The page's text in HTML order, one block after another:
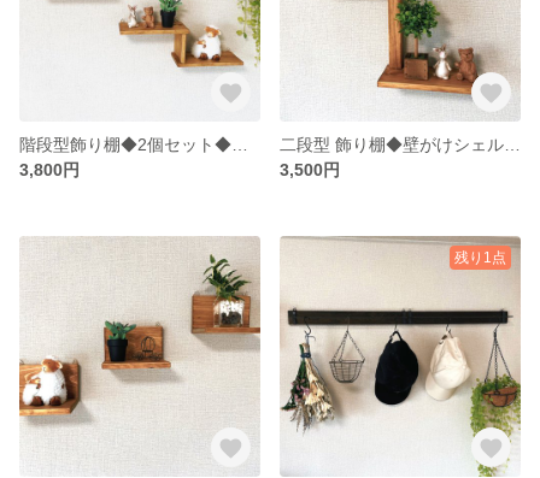
3,800円
3,500円
残り1点